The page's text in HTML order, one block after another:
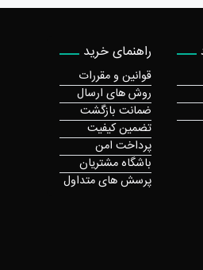
راهنمای خرید
قوانین و مقررات
روش های ارسال
ضمانت بازگشت
تضمین کیفیت
پرداخت امن
باشگاه مشتریان
پرسش های متداول